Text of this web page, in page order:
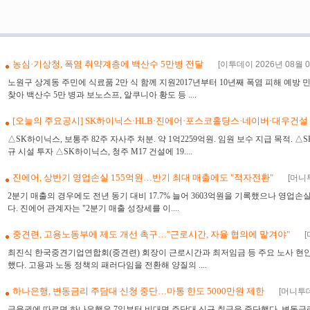
농심·기상청, 폭염 취약계층에 백산수 5만병 전달
[이투데이 2026년 08월
노원구 상계동 주민에 식료품 2만 식 함께 지원2017년부터 10년째 폭염 피해 예방
찾아 백산수 5만 병과 보노스프, 알쿠니아 황도 등 ....
[오늘의 주요공시] SK하이닉스·HLB·진에어·포스코홀딩스·네이버·대우건
△SK하이닉스, 보통주 82주 자사주 처분. 약 1억2259억원. 임원 보수 지급 목적.
규 시설 투자 △SK하이닉스, 청주 M17 건설에 19....
진에어, 상반기 영업손실 155억원…반기 최대 매출에도 "적자전환"
[머니
2분기 매출의 경우에도 전년 동기 대비 17.7% 늘어 3603억원을 기록했으나 영업
다. 진에어 관계자는 "2분기 매출 성장세를 이....
중견련, 고용노동부에 제도 개선 촉구…"근로시간, 자율 협의에 맡겨야"
[
최진식 한국중견기업연합회(중견련) 회장이 근로시간과 최저임금 등 주요 노사
했다. 고용과 노동 정책의 패러다임을 전환해 양질의 ....
하나은행, 변동금리 주담대 신청 중단…마통 한도 5000만원 제한
[머니투